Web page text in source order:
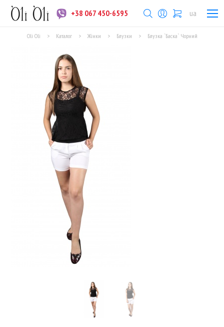
ua
+38 067 450-6595
Oli Oli > Каталог > Жінки > Блузки > Блузка `Баска` Чорний